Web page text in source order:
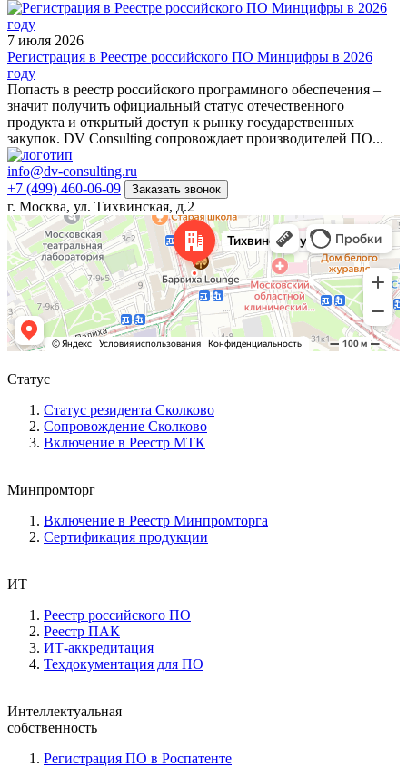
7 июля 2026
Регистрация в Реестре российского ПО Минцифры в 2026
году
Попасть в реестр российского программного обеспечения –
значит получить официальный статус отечественного
продукта и открытый доступ к рынку государственных
закупок. DV Consulting сопровождает производителей ПО...
info@dv-consulting.ru
+7 (499) 460-06-09
Заказать звонок
г. Москва, ул. Тихвинская, д.2
Статус
Статус резидента Сколково
Сопровождение Сколково
Включение в Реестр МТК
Минпромторг
Включение в Реестр Минпромторга
Сертификация продукции
ИТ
Реестр российского ПО
Реестр ПАК
ИТ-аккредитация
Техдокументация для ПО
Интеллектуальная
собственность
Регистрация ПО в Роспатенте